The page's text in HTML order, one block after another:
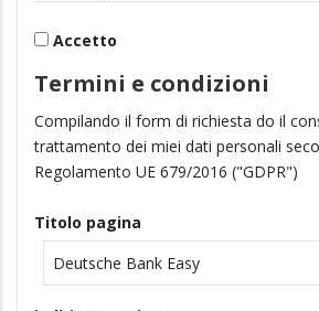
Accetto
Termini e condizioni
Compilando il form di richiesta do il
trattamento dei miei dati personali
Regolamento UE 679/2016 ("GDPR")
Titolo pagina